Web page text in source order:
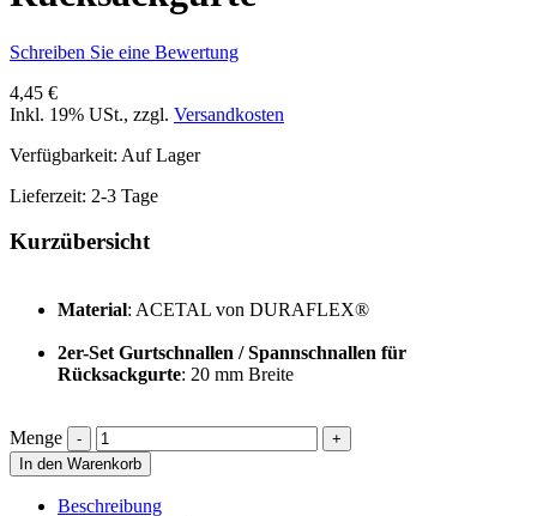
Schreiben Sie eine Bewertung
4,45 €
Inkl. 19% USt., zzgl. Versandkosten
Verfügbarkeit: Auf Lager
Lieferzeit: 2-3 Tage
Kurzübersicht
Material: ACETAL von DURAFLEX®
2er-Set Gurtschnallen / Spannschnallen für
Rücksackgurte: 20 mm Breite
Menge
In den Warenkorb
Beschreibung